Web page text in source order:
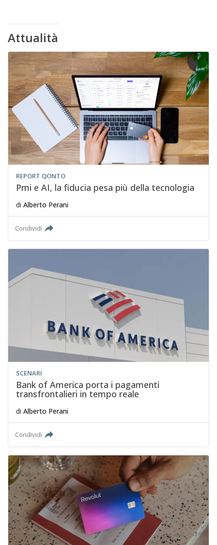
Attualità
REPORT QONTO
Pmi e AI, la fiducia pesa più della tecnologia
di Alberto Perani
Condividi
SCENARI
Bank of America porta i pagamenti
transfrontalieri in tempo reale
di Alberto Perani
Condividi